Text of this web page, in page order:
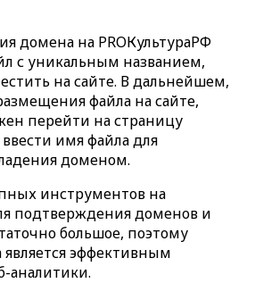
домена на PROКультураРФ
с уникальным названием,
на сайте. В дальнейшем,
файла на сайте,
перейти на страницу
имя файла для
доменом.
инструментов на
подтверждения доменов и
большое, поэтому
эффективным
аналитики.